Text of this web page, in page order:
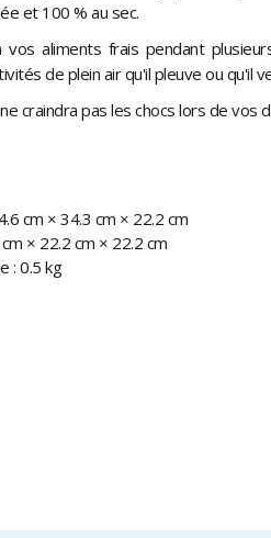
et 100 % au sec.
vos aliments frais pendant
de plein air qu'il pleuve ou qu'il
craindra pas les chocs lors de vos
cm × 34.3 cm × 22.2 cm
× 22.2 cm × 22.2 cm
: 0.5 kg